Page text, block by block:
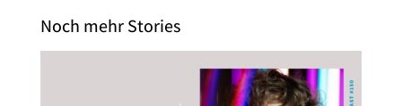
Noch mehr Stories